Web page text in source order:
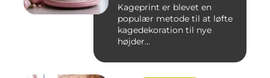
Kageprint er blevet en
populær metode til at løfte
kagedekoration til nye
højder...